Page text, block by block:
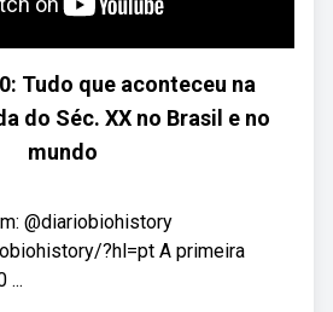
Tudo que aconteceu na
do Séc. XX no Brasil e no
mundo
@diariobiohistory
?hl=pt A primeira
...